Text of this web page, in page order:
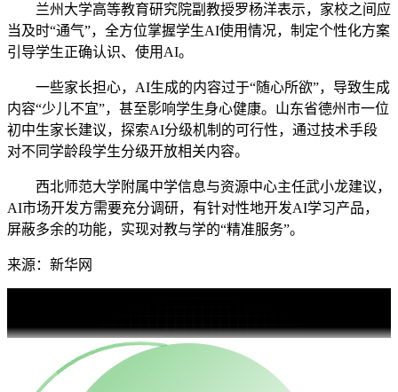
兰州大学高等教育研究院副教授罗杨洋表示，家校之间应
当及时“通气”，全方位掌握学生AI使用情况，制定个性化方案
引导学生正确认识、使用AI。
一些家长担心，AI生成的内容过于“随心所欲”，导致生成
内容“少儿不宜”，甚至影响学生身心健康。山东省德州市一位
初中生家长建议，探索AI分级机制的可行性，通过技术手段
对不同学龄段学生分级开放相关内容。
西北师范大学附属中学信息与资源中心主任武小龙建议，
AI市场开发方需要充分调研，有针对性地开发AI学习产品，
屏蔽多余的功能，实现对教与学的“精准服务”。
来源：新华网